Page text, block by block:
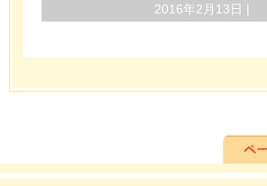
2016年2月13日 |